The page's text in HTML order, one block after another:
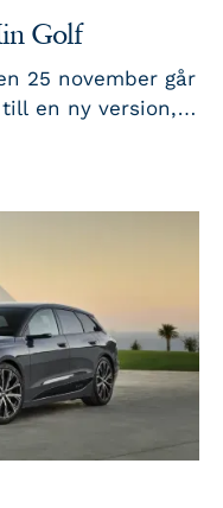
Golf
25 november går
en ny version,
framöver.